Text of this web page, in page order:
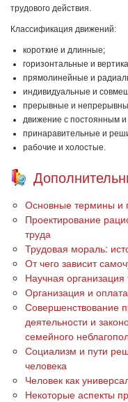
трудового действия.
Классификация движений:
короткие и длинные;
горизонтальные и
прямолинейные и
индивидуальные и
прерывные и
движение с постоянным
принаравительные и
рабочие и холостые.
Основные термины и
Проектирование
труда
Трудовая мораль:
От чего зависит
Научная организация
Организация и
Совершенствование
деятельности и
семейного
Социализм и пути
человека
Человек как
Некоторые аспекты